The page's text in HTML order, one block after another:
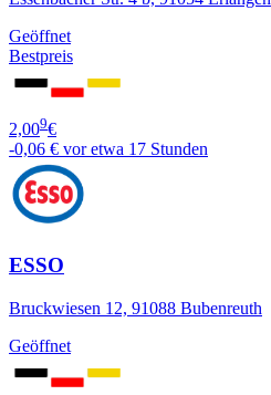
Geöffnet
Bestpreis
2,009€
-0,06 € vor etwa 17 Stunden
ESSO
Bruckwiesen 12, 91088 Bubenreuth
Geöffnet